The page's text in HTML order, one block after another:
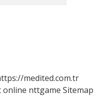
medited.com.tr
online nttgame Sitemap